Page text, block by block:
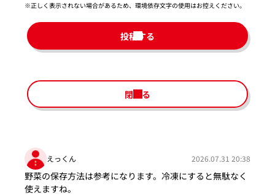
※正しく表示されない場合があるため、環境依存文字の使用はお控えください。​
投稿する
閉じる
えっくん 2026.07.31 20:38
野菜の保存方法は参考になります。冷凍にすると無駄なく
使えますね。